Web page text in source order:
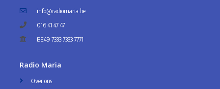
info@radiomaria.be
016 41 47 47
BE49 7333 7333 7771
Radio Maria
Over ons